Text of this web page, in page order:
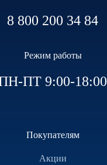
8 800 200 34 84
Режим работы
ПТ 9:00-18:00
Покупателям
Акции